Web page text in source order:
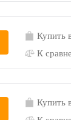
Купить
К
Купить